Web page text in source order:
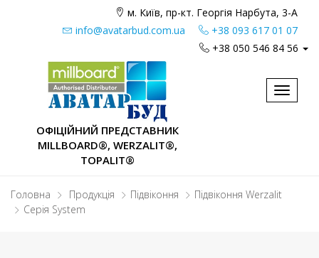
м. Київ, пр-кт. Георгія Нарбута, 3-А
info@avatarbud.com.ua
+38 093 617 01 07
+38 050 546 84 56
ОФІЦІЙНИЙ ПРЕДСТАВНИК
MILLBOARD®, WERZALIT®,
TOPALIT®
Toggle
Головна Продукція Підвіконня
Підвіконня Werzalit
Серія System